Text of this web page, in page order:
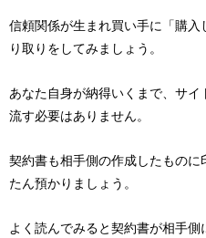
信頼関係が生まれ買い手に「購
り取りをしてみましょう。
あなた自身が納得いくまで、サ
流す必要はありません。
契約書も相手側の作成したもの
たん預かりましょう。
よく読んでみると契約書が相手側